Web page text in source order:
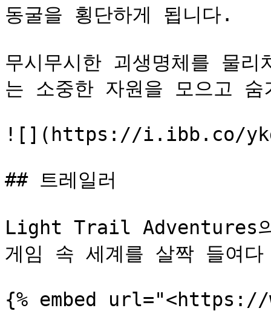
동굴을 횡단하게 됩니다.
무시무시한 괴생명체를 물
는 소중한 자원을 모으고
![](https://i.ibb.co/
## 트레일러
Light Trail Adventures의
게임 속 세계를 살짝 들여
{% embed url="<https://